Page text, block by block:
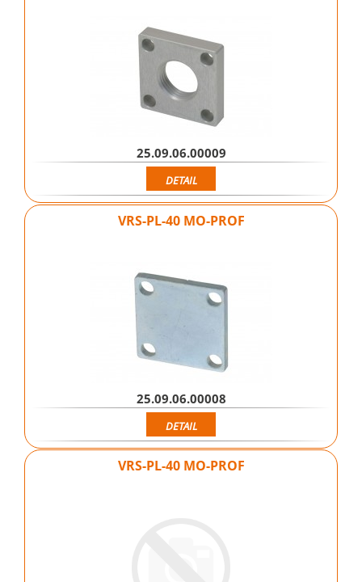
25.09.06.00009
DETAIL
VRS-PL-40 MO-PROF
25.09.06.00008
DETAIL
VRS-PL-40 MO-PROF